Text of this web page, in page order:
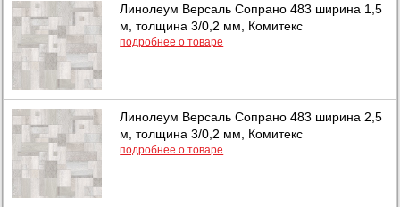
Линолеум Версаль Сопрано 483 ширина 1,5
м, толщина 3/0,2 мм, Комитекс
подробнее о товаре
Линолеум Версаль Сопрано 483 ширина 2,5
м, толщина 3/0,2 мм, Комитекс
подробнее о товаре